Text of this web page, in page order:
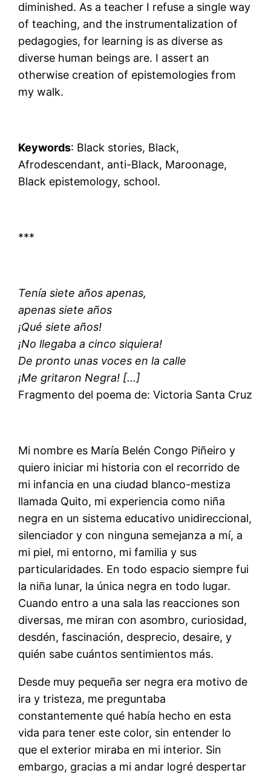
diminished. As a teacher I refuse a single way
of teaching, and the instrumentalization of
pedagogies, for learning is as diverse as
diverse human beings are. I assert an
otherwise creation of epistemologies from
my walk.
Keywords: Black stories, Black,
Afrodescendant, anti-Black, Maroonage,
Black epistemology, school.
***
Tenía siete años apenas,
apenas siete años
¡Qué siete años!
¡No llegaba a cinco siquiera!
De pronto unas voces en la calle
¡Me gritaron Negra! […]
Fragmento del poema de: Victoria Santa Cruz
Mi nombre es María Belén Congo Piñeiro y
quiero iniciar mi historia con el recorrido de
mi infancia en una ciudad blanco-mestiza
llamada Quito, mi experiencia como niña
negra en un sistema educativo unidireccional,
silenciador y con ninguna semejanza a mí, a
mi piel, mi entorno, mi familia y sus
particularidades. En todo espacio siempre fui
la niña lunar, la única negra en todo lugar.
Cuando entro a una sala las reacciones son
diversas, me miran con asombro, curiosidad,
desdén, fascinación, desprecio, desaire, y
quién sabe cuántos sentimientos más.
Desde muy pequeña ser negra era motivo de
ira y tristeza, me preguntaba
constantemente qué había hecho en esta
vida para tener este color, sin entender lo
que el exterior miraba en mi interior. Sin
embargo, gracias a mi andar logré despertar